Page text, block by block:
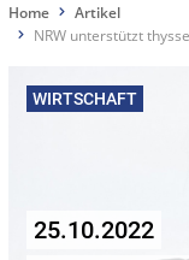
Home
Artikel
NRW unterstützt
WIRTSCHAFT
25.10.2022